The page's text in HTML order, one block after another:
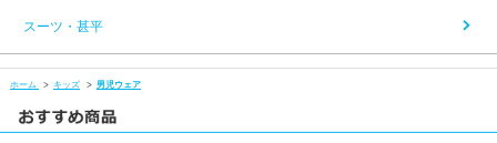
スーツ・甚平
ホーム > キッズ > 男児ウェア